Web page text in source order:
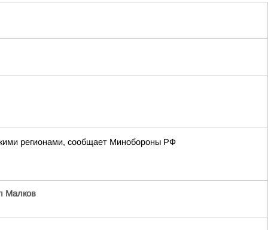
регионами, сообщает Минобороны РФ
Малков